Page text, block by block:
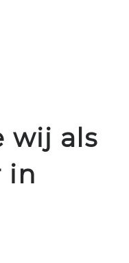
wij als
in